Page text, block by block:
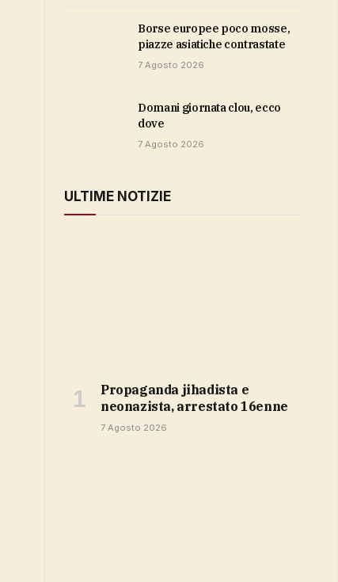
Borse europee poco mosse,
piazze asiatiche contrastate
7 Agosto 2026
domani giornata clou, ecco
dove
7 Agosto 2026
ULTIME NOTIZIE
propaganda jihadista e
neonazista, arrestato 16enne
7 Agosto 2026